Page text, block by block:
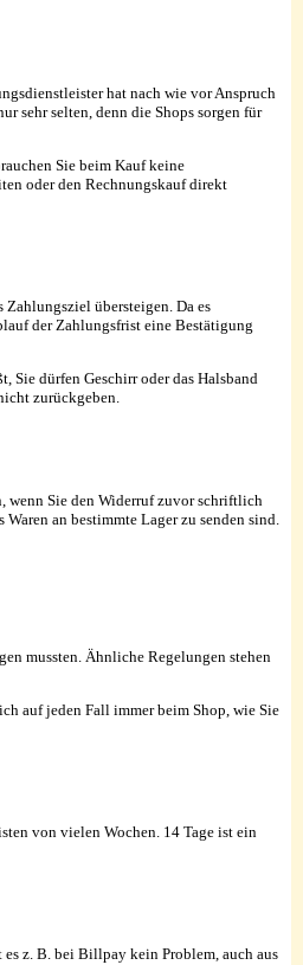
hat nach wie vor Anspruch
sehr selten, denn die Shops sorgen für
Sie beim Kauf keine
oder den Rechnungskauf direkt
übersteigen. Da es
der Zahlungsfrist eine Bestätigung
Sie dürfen Geschirr oder das Halsband
zurückgeben.
wenn Sie den Widerruf zuvor schriftlich
an bestimmte Lager zu senden sind.
mussten. Ähnliche Regelungen stehen
auf jeden Fall immer beim Shop, wie Sie
von vielen Wochen. 14 Tage ist ein
z. B. bei Billpay kein Problem, auch aus